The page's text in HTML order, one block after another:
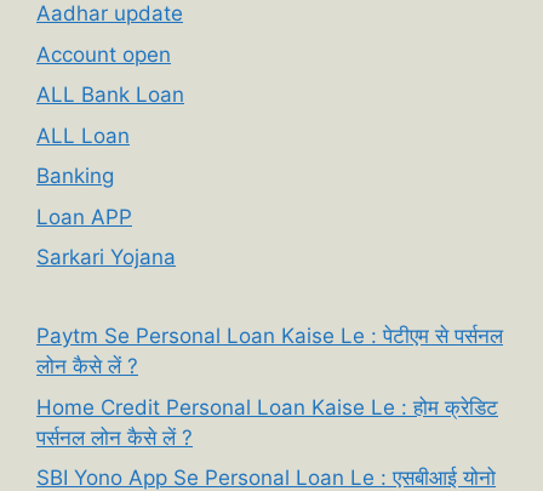
Aadhar update
Account open
ALL Bank Loan
ALL Loan
Banking
Loan APP
Sarkari Yojana
Paytm Se Personal Loan Kaise Le : पेटीएम से पर्सनल
लोन कैसे लें ?
Home Credit Personal Loan Kaise Le : होम क्रेडिट
पर्सनल लोन कैसे लें ?
SBI Yono App Se Personal Loan Le : एसबीआई योनो